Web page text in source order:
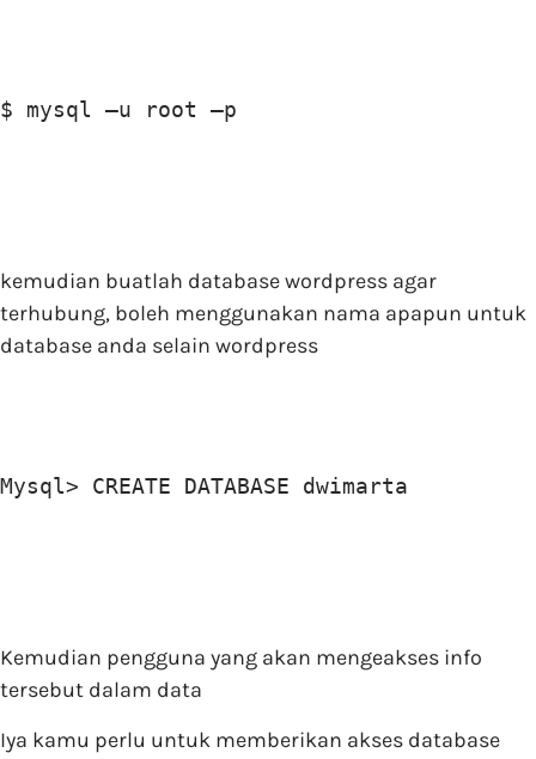
$ mysql –u root –p
kemudian buatlah database wordpress agar
terhubung, boleh menggunakan nama apapun untuk
database anda selain wordpress
Mysql> CREATE DATABASE dwimarta
Kemudian pengguna yang akan mengeakses info
tersebut dalam data
Iya kamu perlu untuk memberikan akses database